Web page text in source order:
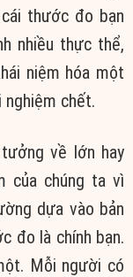
thước đo bạn
nhiều thực thể,
niệm hóa một
chết.
về lớn hay
của chúng ta vì
dựa vào bản
đo là chính bạn.
Mỗi người có